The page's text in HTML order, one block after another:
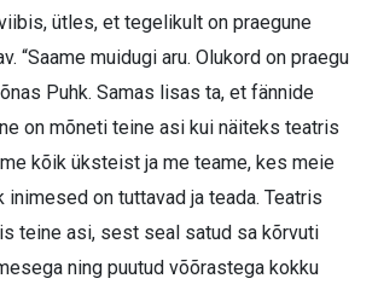
ütles, et tegelikult on praegune
“Saame muidugi aru. Olukord on praegu
Puhk. Samas lisas ta, et fännide
on mõneti teine asi kui näiteks teatris
kõik üksteist ja me teame, kes meie
inimesed on tuttavad ja teada. Teatris
teine asi, sest seal satud sa kõrvuti
ning puutud võõrastega kokku